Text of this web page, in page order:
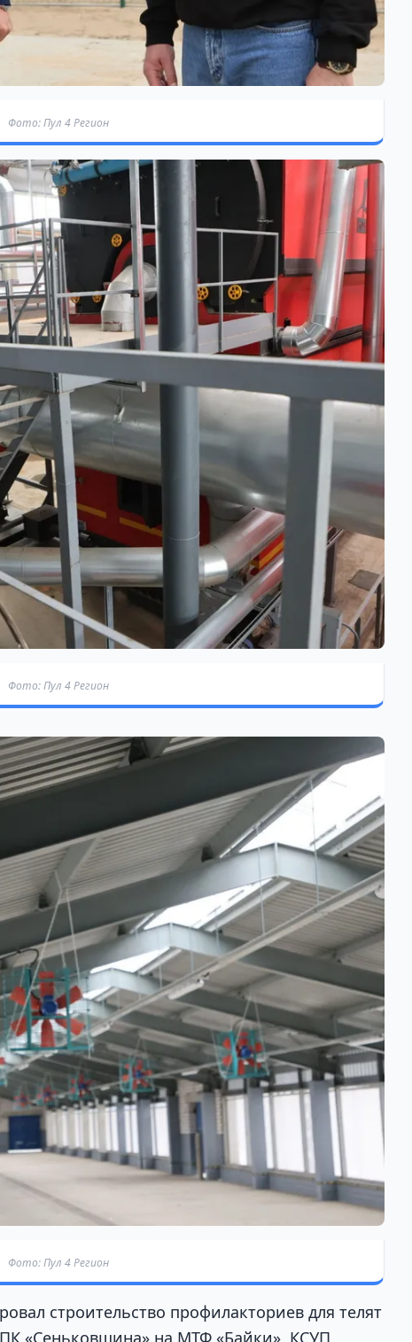
Фото: Пул 4 Регион
Фото: Пул 4 Регион
Фото: Пул 4 Регион
строительство профилакториев для телят
«Сеньковщина» на МТФ «Байки», КСУП